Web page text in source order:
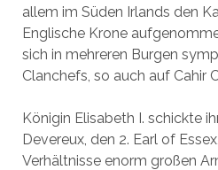
allem im Süden Irlands den
Englische Krone
sich in mehreren Burgen
Clanchefs, so auch auf Cahir
Königin Elisabeth I. schickte
Devereux, den 2. Earl of
Verhältnisse enorm großen